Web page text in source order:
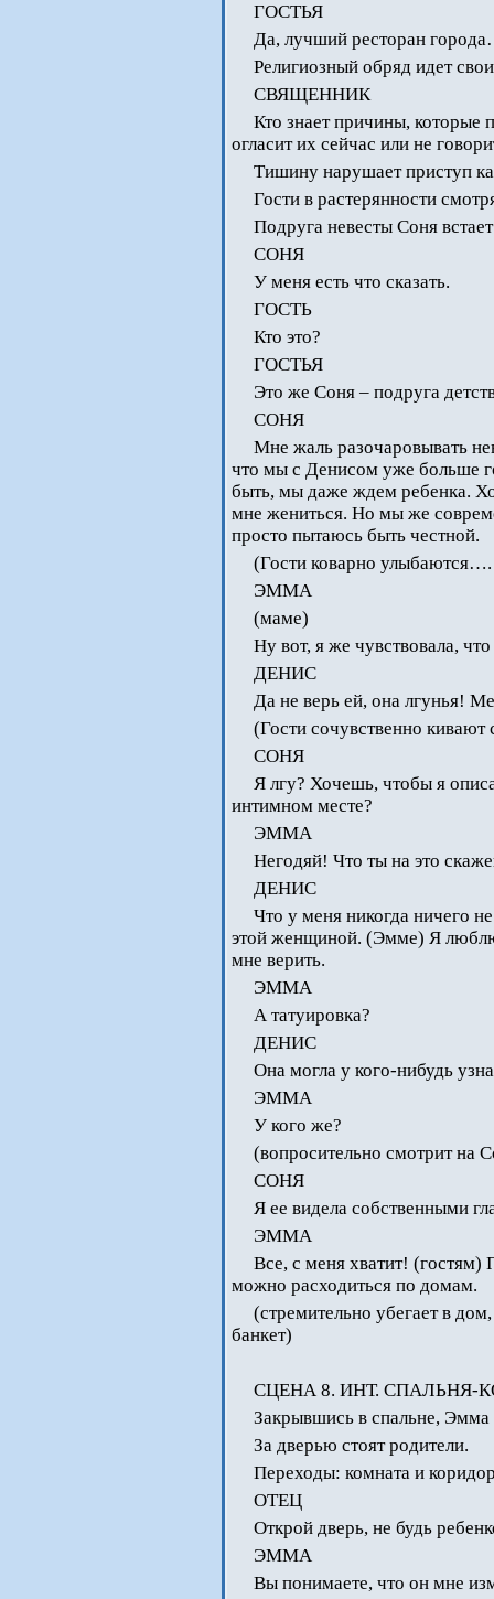
ГОСТЬЯ
Да, лучший ресторан
Религиозный обряд идет
СВЯЩЕННИК
Кто знает причины, которые
огласит их сейчас или не
Тишину нарушает приступ
Гости в растерянности
Подруга невесты Соня
СОНЯ
У меня есть что сказать.
ГОСТЬ
Кто это?
ГОСТЬЯ
Это же Соня – подруга
СОНЯ
Мне жаль разочаровывать
что мы с Денисом уже больше
быть, мы даже ждем ребенка.
мне жениться. Но мы же
просто пытаюсь быть честной.
(Гости коварно
ЭММА
(маме)
Ну вот, я же чувствовала,
ДЕНИС
Да не верь ей, она лгунья!
(Гости сочувственно
СОНЯ
Я лгу? Хочешь, чтобы я
интимном месте?
ЭММА
Негодяй! Что ты на это
ДЕНИС
Что у меня никогда ничего
этой женщиной. (Эмме) Я
мне верить.
ЭММА
А татуировка?
ДЕНИС
Она могла у кого-нибудь
ЭММА
У кого же?
(вопросительно смотрит на
СОНЯ
Я ее видела собственными
ЭММА
Все, с меня хватит! (гостям)
можно расходиться по домам.
(стремительно убегает в
банкет)
СЦЕНА 8. ИНТ. СПАЛЬНЯ-
Закрывшись в спальне, Эмма
За дверью стоят родители.
Переходы: комната и
ОТЕЦ
Открой дверь, не будь
ЭММА
Вы понимаете, что он мне